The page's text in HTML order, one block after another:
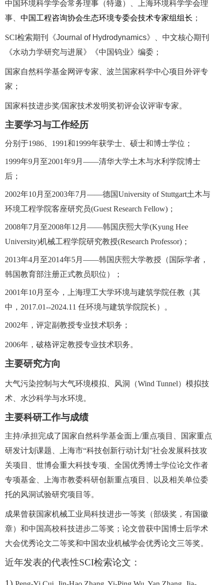
中国环境科学学会常务理事（特邀）、上海环境科学学会理
事、 中国工程咨询协会生态环境专委会技术专家组组长 ；
SCI检索期刊《Journal of Hydrodynamics》、中文核心期刊
《水动力学研究与进展》《中国钨业》编委；
国家自然科学基金网评专家、波兰国家科学中心项目外评专
家；
国家科技进步奖/国家技术发明奖初评会议评审专家。
主要学习与工作经历
分别于1986、1991和1999年获学士、硕士和博士学位；
1999年9月至2001年9月——清华大学土木与水利学院博士
后；
2002年10月至2003年7月——德国University of Stuttgart土木与
环境工程学院客座研究员(Guest Research Fellow)；
2008年7月至2008年12月——韩国庆熙大学(Kyung Hee
University)机械工程学院研究教授(Research Professor)；
2013年4月至2014年5月——韩国庆熙大学教授（国际学者，
韩国教育部注册正式教员职位）；
2001年10月至今，上海理工大学环境与建筑学院任教（其
中，2017.01--2024.11 任环境与建筑学院院长）。
2002年，评定副教授专业技术职务；
2006年，破格评定教授专业技术职务。
主要研究方向
大气污染控制与大气环境模拟、风洞（Wind Tunnel） 模拟技
术、水沙科学与水环境。
主要科研工作与成绩
主持/承担完成了国家自然科学基金面上/重点项目、国家重点
研发计划课题、上海市“科技创新行动计划”社会发展科技攻
关项目、世博会重大科技专项、全国优秀博士学位论文作者
专项基金、上海市教委科研创新重点项目、以及相关单位委
托的风洞试验研究项目等。
成果曾获国家机械工业局科技进步一等奖（部级奖，有国徽
章）和中国高校科技进步二等奖；论文曾获中国博士后学术
大会优秀论文二等奖和中国农业机械学会优秀论文三等奖。
近年发表的代表性SCI检索论文：